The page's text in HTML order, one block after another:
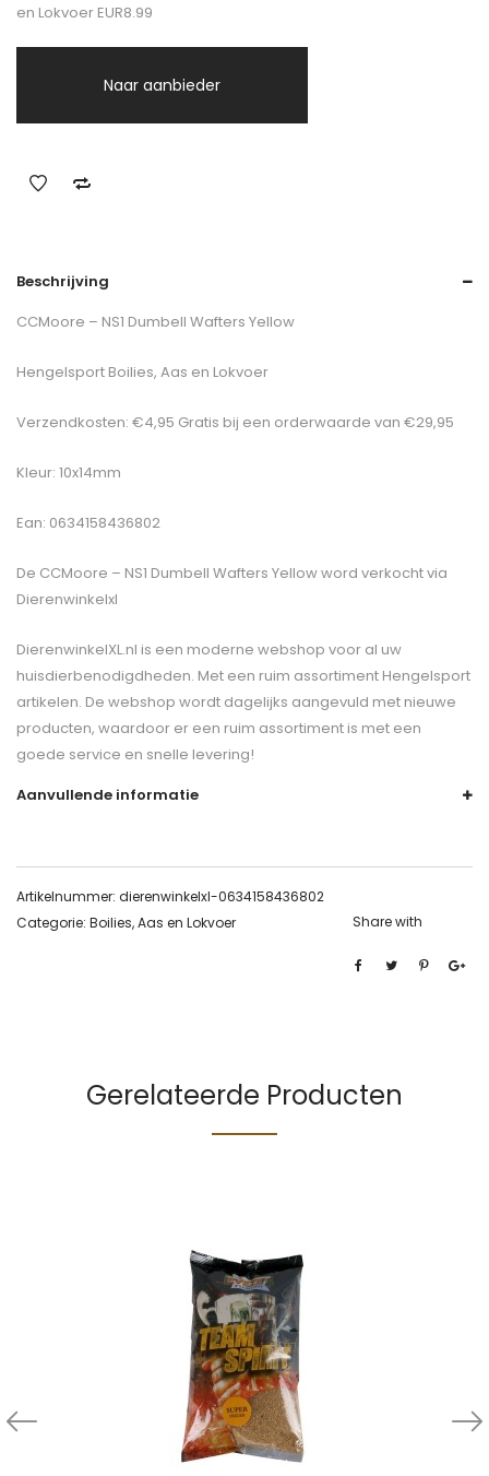
en Lokvoer EUR8.99
Naar aanbieder
Beschrijving
CCMoore – NS1 Dumbell Wafters Yellow
Hengelsport Boilies, Aas en Lokvoer
Verzendkosten: €4,95 Gratis bij een orderwaarde van €29,95
Kleur: 10x14mm
Ean: 0634158436802
De CCMoore – NS1 Dumbell Wafters Yellowword verkocht via
Dierenwinkelxl
DierenwinkelXL.nl is een moderne webshop voor al uw
huisdierbenodigdheden. Met een ruim assortiment Hengelsport
artikelen. De webshop wordt dagelijks aangevuld met nieuwe
producten, waardoor er een ruim assortiment is met een
goede service en snelle levering!
Aanvullende informatie
Artikelnummer: dierenwinkelxl-0634158436802
Categorie: Boilies, Aas en Lokvoer Share with
Gerelateerde Producten